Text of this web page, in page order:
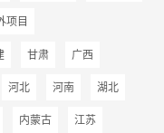
项目
甘肃 广西
河北 河南 湖北
内蒙古 江苏